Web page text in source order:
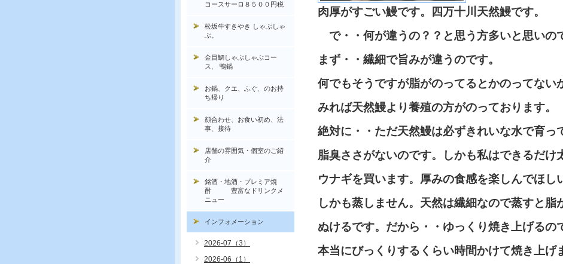
肉厚がすごい鰻です。四万十川天然鰻です。
で・・何が違うの？？と思う方多いと思いの
まず・・繊細で旨みが違うのです。
何でもそうですが脂がのってるとかのってない
みれば天然鰻より養殖の方がのっております。
絶対に・・ただ天然鰻は必ずきれいな水で育っ
脂臭ささがないのです。しかも私はできるだけ
ウナギを買います。厚みの食感を楽しんでほし
しかも蒸しません。天然は繊細なので蒸すと脂
ぬけるです。だから・・ゆっくり焼き上げるの
本当にびっくりするくらい時間かけて焼き上げ
コースサーロ８５００円税
松坂牛すきやき しゃぶしゃ
ぶ。
金目鯛しゃぶしゃぶコー
ス, 鴨鍋
お鍋、クエ、ふぐ、のお持
ち帰り
顔合わせ、お食い初め、法
事、接待
店舗の雰囲気・個室のご紹
介
銘酒・地酒・プレミア焼
酎 豊富なドリンクメ
ニュー
インフォメーション
2026-07（3）
2026-06（1）